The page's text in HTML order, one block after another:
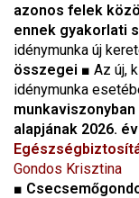
azonos felek
ennek gyakorlati
idénymunka új
összegei ■ Az új,
idénymunka
alapjának 2026.
Gondos Krisztina
■